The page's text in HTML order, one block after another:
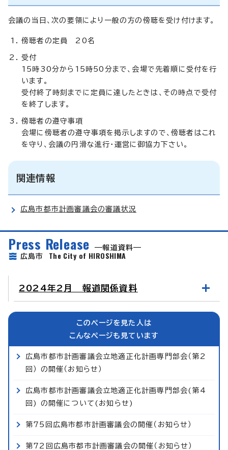
会議の当日、次の要領により一般の方の傍聴を受け付けます。
傍聴者の定員 20名
受付
15時30分から15時50分まで、会場で先着順に受付を行
います。
受付終了時刻までに定員に達したときは、その時点で受付
を終了します。
傍聴者の遵守事項
会場に傍聴者の遵守事項を掲示しますので、傍聴者はこれ
を守り、会議の円滑な進行・運営に御協力下さい。
関連情報
広島市都市計画審議会の審議状況
Press Release
報道資料
広島市 The City of HIROSHIMA
2024年2月 報道関係資料
このページを見た人は
こんなページも見ています
広島市都市計画審議会立地適正化計画専門部会（第2
回） の開催（お知らせ）
広島市都市計画審議会立地適正化計画専門部会(第4
回) の開催について(お知らせ)
第75回広島市都市計画審議会の開催（お知らせ）
第72回広島市都市計画審議会の開催（お知らせ）